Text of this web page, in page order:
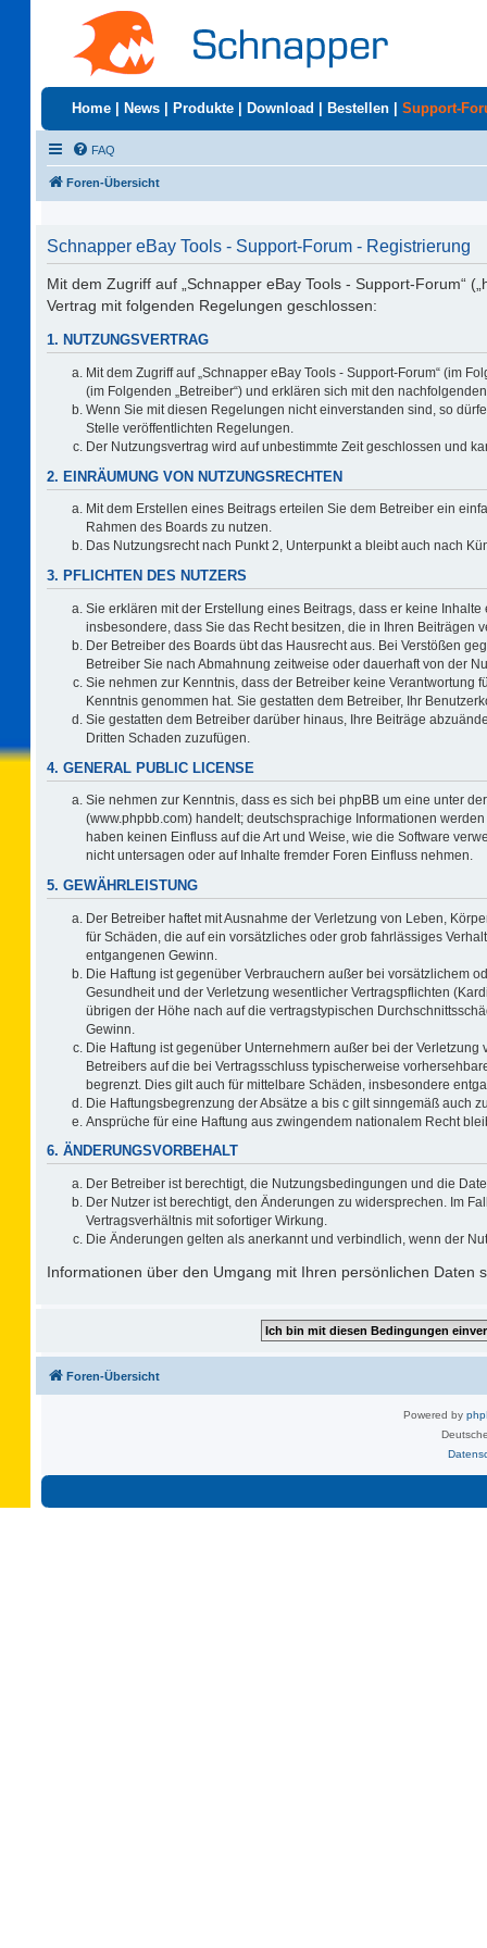
Home News Produkte Download Bestellen Support-
FAQ
Foren-Übersicht
Schnapper eBay Tools - Support-Forum - Registrierung
Mit dem Zugriff auf „Schnapper eBay Tools - Support-Forum“
Vertrag mit folgenden Regelungen geschlossen:
1. NUTZUNGSVERTRAG
Mit dem Zugriff auf „Schnapper eBay Tools - Support-Forum“ (im
(im Folgenden „Betreiber“) und erklären sich mit den
Wenn Sie mit diesen Regelungen nicht einverstanden sind, so
Stelle veröffentlichten Regelungen.
Der Nutzungsvertrag wird auf unbestimmte Zeit geschlossen und
2. EINRÄUMUNG VON NUTZUNGSRECHTEN
Mit dem Erstellen eines Beitrags erteilen Sie dem Betreiber ein
Rahmen des Boards zu nutzen.
Das Nutzungsrecht nach Punkt 2, Unterpunkt a bleibt auch nach
3. PFLICHTEN DES NUTZERS
Sie erklären mit der Erstellung eines Beitrags, dass er keine
insbesondere, dass Sie das Recht besitzen, die in Ihren Beiträgen
Der Betreiber des Boards übt das Hausrecht aus. Bei Verstößen
Betreiber Sie nach Abmahnung zeitweise oder dauerhaft von der
Sie nehmen zur Kenntnis, dass der Betreiber keine Verantwortung
Kenntnis genommen hat. Sie gestatten dem Betreiber, Ihr
Sie gestatten dem Betreiber darüber hinaus, Ihre Beiträge
Dritten Schaden zuzufügen.
4. GENERAL PUBLIC LICENSE
Sie nehmen zur Kenntnis, dass es sich bei phpBB um eine unter der
(www.phpbb.com) handelt; deutschsprachige Informationen
haben keinen Einfluss auf die Art und Weise, wie die Software
nicht untersagen oder auf Inhalte fremder Foren Einfluss nehmen.
5. GEWÄHRLEISTUNG
Der Betreiber haftet mit Ausnahme der Verletzung von Leben,
für Schäden, die auf ein vorsätzliches oder grob fahrlässiges
entgangenen Gewinn.
Die Haftung ist gegenüber Verbrauchern außer bei vorsätzlichem
Gesundheit und der Verletzung wesentlicher Vertragspflichten
übrigen der Höhe nach auf die vertragstypischen
Gewinn.
Die Haftung ist gegenüber Unternehmern außer bei der
Betreibers auf die bei Vertragsschluss typischerweise
begrenzt. Dies gilt auch für mittelbare Schäden, insbesondere
Die Haftungsbegrenzung der Absätze a bis c gilt sinngemäß auch
Ansprüche für eine Haftung aus zwingendem nationalem Recht
6. ÄNDERUNGSVORBEHALT
Der Betreiber ist berechtigt, die Nutzungsbedingungen und die
Der Nutzer ist berechtigt, den Änderungen zu widersprechen. Im
Vertragsverhältnis mit sofortiger Wirkung.
Die Änderungen gelten als anerkannt und verbindlich, wenn der
Informationen über den Umgang mit Ihren persönlichen Daten
Foren-Übersicht
Powered by